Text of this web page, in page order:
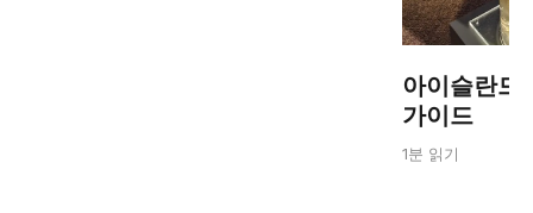
아이슬란드
가이드
1분 읽기